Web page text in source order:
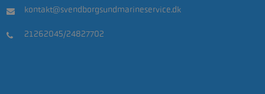
kontakt@svendborgsundmarineservice.dk
21262045/24827702